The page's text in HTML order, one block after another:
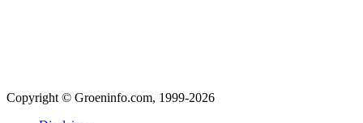
Copyright © Groeninfo.com, 1999-2026